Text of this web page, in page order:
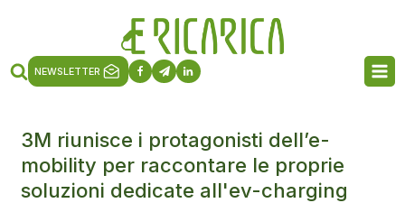
NEWSLETTER
3M riunisce i protagonisti dell’e-
mobility per raccontare le proprie
soluzioni dedicate all'ev-charging